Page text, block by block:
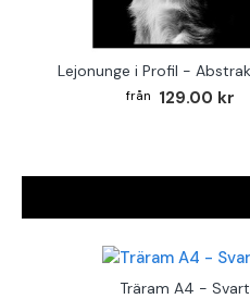
129.00 kr
Träram A4 - Svart